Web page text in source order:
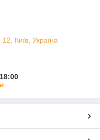
Київ, Україна